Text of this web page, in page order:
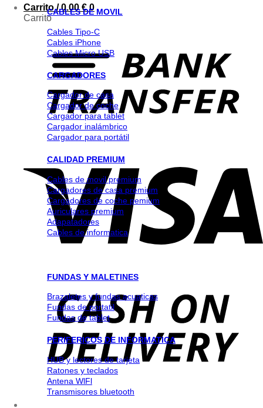
Carrito /0.00€ 0
Carrito
CABLES DE MOVIL
Cables Tipo-C
Cables iPhone
Cables Micro USB
CARGADORES
Cargador de casa
Cargador de coche
Cargador para tablet
Cargador inalámbrico
Cargador para portátil
CALIDAD PREMIUM
Cables de movil premium
Cargadores de casa premium
Cargadores de coche pemium
Auriculares premium
Adapatadores
Cables de informatica
FUNDAS Y MALETINES
Brazaletes y fundas acuaticas
Fundas de portatil
Fundas de tablet
PERIFERICOS DE INFORMATICA
HUB y lectores de tarjeta
Ratones y teclados
Antena WlFl
Transmisores bluetooth